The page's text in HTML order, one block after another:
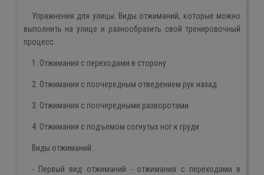
Упражнения для улицы. Виды отжиманий, которые можно
выполнить на улице и разнообразить свой тренировочный
процесс.
1. Отжимания с переходами в сторону
2. Отжимания с поочередным отведением рук назад
3. Отжимания с поочередными разворотами
4. Отжимания с подъемом согнутых ног к груди
Виды отжиманий:
- Первый вид отжиманий - отжимания с переходами в